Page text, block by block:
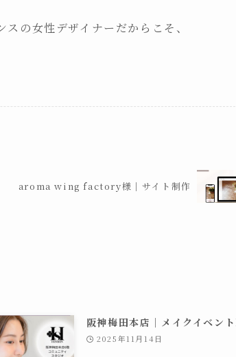
の女性デザイナーだからこそ、
aroma wing factory様｜サイト制作
阪神梅田本店｜メイクイベン
2025年11月14日